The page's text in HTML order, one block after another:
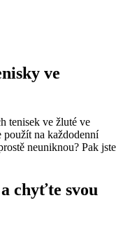
ve
tenisek ve žluté ve
použít na každodenní
neuniknou? Pak jste
chyťte svou